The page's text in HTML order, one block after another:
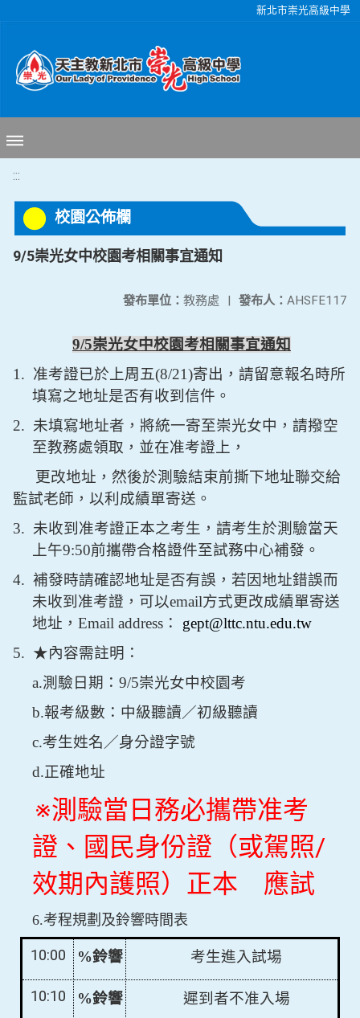
新北市崇光高級中學
:::
校園公佈欄
9/5崇光女中校園考相關事宜通知
發布人： AHSFE117
發布單位： 教務處 |
9/5崇光女中校園考相關事宜通知
1. 准考證已於上周五(8/21)寄出，請留意報名時所
填寫之地址是否有收到信件。
2. 未填寫地址者，將統一寄至崇光女中，請撥空
至教務處領取，並在准考證上，
更改地址，然後於測驗結束前撕下地址聯交給
監試老師，以利成績單寄送。
3. 未收到准考證正本之考生，請考生於測驗當天
上午9:50前攜帶合格證件至試務中心補發。
4. 補發時請確認地址是否有誤，若因地址錯誤而
未收到准考證，可以email方式更改成績單寄送
地址， Email address ：
gept@lttc.ntu.edu.tw
5. ★內容需註明：
a.測驗日期： 9/5崇光女中校園考
b.報考級數：中級聽讀／初級聽讀
c.考生姓名／身分證字號
d.正確地址
※測驗當日務必攜帶准考
證、國民身份證（或駕照/
效期內護照）正本 應試
6.考程規劃及鈴響時間表
10:00 %鈴響 考生進入試場
10:10 %鈴響 遲到者不准入場